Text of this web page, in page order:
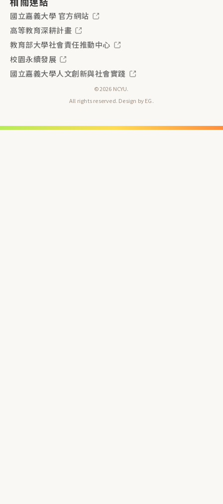
國立嘉義大學 官方網站
高等教育深耕計畫
教育部大學社會責任推動中心
校園永續發展
國立嘉義大學人文創新與社會實踐
©2026 NCYU.
All rights reserved. Design byEG.